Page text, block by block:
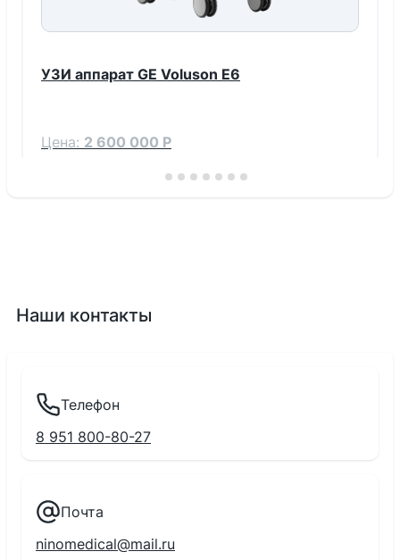
УЗИ аппарат GE Voluson E6
Цена: 2 600 000 Р
Наши контакты
Телефон
8 951 800-80-27
Почта
ninomedical@mail.ru